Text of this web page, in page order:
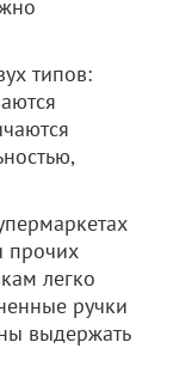
типов:
прочих
легко
ручки
выдержать